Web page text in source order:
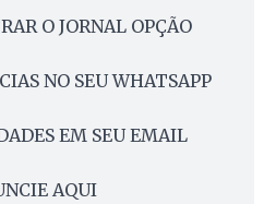
O JORNAL OPÇÃO
NO SEU WHATSAPP
EM SEU EMAIL
AQUI